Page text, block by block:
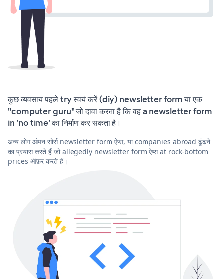
कुछ व्यवसाय पहले try स्वयं करें (diy) newsletter form या एक
"computer guru" जो दावा करता है कि वह a newsletter form
in 'no time' का निर्माण कर सकता है।
अन्य लोग ओपन सोर्स newsletter form ऐप्स, या companies abroad ढूंढने
का प्रयास करते हैं जो allegedly newsletter form ऐप्स at rock-bottom
prices ऑफ़र करते हैं।